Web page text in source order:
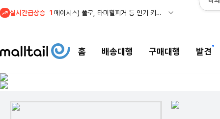
실시간급상승 1
메이시스) 폴로, 타미힐피거 등 인기 키즈 브랜드 최대 50% 할인!
홈 배송대행 구매대행 발견